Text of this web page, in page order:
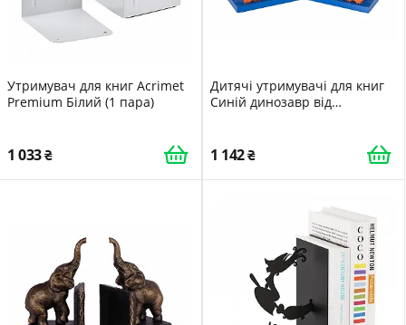
Утримувач для книг Acrimet
Premium Білий (1 пара)
1 033
Дитячі утримувачі для книг
Синій динозавр від
1 142